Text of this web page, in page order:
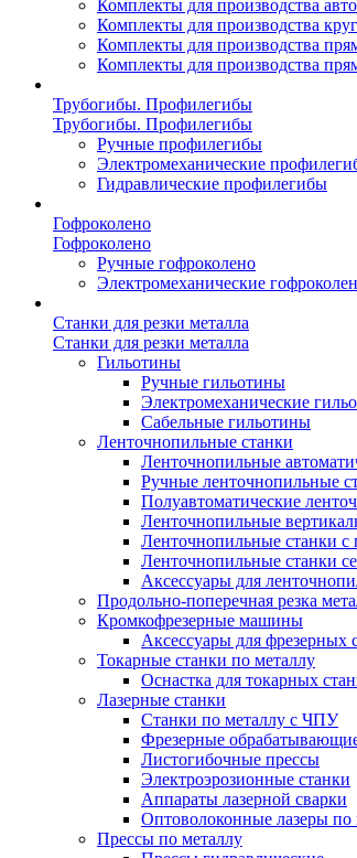
Комплекты для производства
Комплекты для производства
Комплекты для производства
Комплекты для производства
Трубогибы. Профилегибы
Трубогибы. Профилегибы
Ручные профилегибы
Электромеханические
Гидравлические профилегибы
Гофроколено
Гофроколено
Ручные гофроколено
Электромеханические
Станки для резки металла
Станки для резки металла
Гильотины
Ручные гильотины
Электромеханические
Сабельные гильотины
Ленточнопильные станки
Ленточнопильные
Ручные ленточнопильные
Полуавтоматические
Ленточнопильные
Ленточнопильные станки с
Ленточнопильные станки
Аксессуары для
Продольно-поперечная резка
Кромкофрезерные машины
Аксессуары для фрезерных
Токарные станки по металлу
Оснастка для токарных
Лазерные станки
Станки по металлу с ЧПУ
Фрезерные
Листогибочные прессы
Электроэрозионные станки
Аппараты лазерной сварки
Оптоволоконные лазеры по
Прессы по металлу